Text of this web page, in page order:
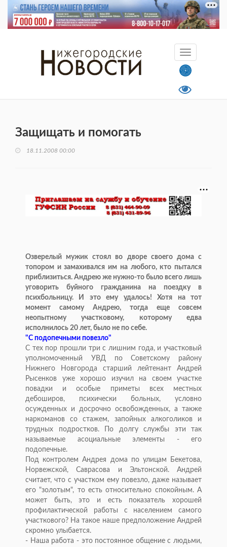
Защищать и помогать
18.11.2008 00:00
Озверелый мужик стоял во дворе своего дома с
топором и замахивался им на любого, кто пытался
приблизиться. Андрею же нужно-то было всего лишь
уговорить буйного гражданина на поездку в
психбольницу. И это ему удалось! Хотя на тот
момент самому Андрею, тогда еще совсем
неопытному участковому, которому едва
исполнилось 20 лет, было не по себе.
"С подопечными повезло"
С тех пор прошли три с лишним года, и участковый
уполномоченный УВД по Советскому району
Нижнего Новгорода старший лейтенант Андрей
Рысенков уже хорошо изучил на своем участке
повадки и особые приметы всех местных
дебоширов, психически больных, условно
осужденных и досрочно освобожденных, а также
наркоманов со стажем, запойных алкоголиков и
трудных подростков. По долгу службы эти так
называемые асоциальные элементы - его
подопечные.
Под контролем Андрея дома по улицам Бекетова,
Норвежской, Саврасова и Эльтонской. Андрей
считает, что с участком ему повезло, даже называет
его "золотым", то есть относительно спокойным. А
может быть, это и есть показатель хорошей
профилактической работы с населением самого
участкового? На такое наше предположение Андрей
скромно улыбается.
- Наша работа - это постоянное общение с людьми,